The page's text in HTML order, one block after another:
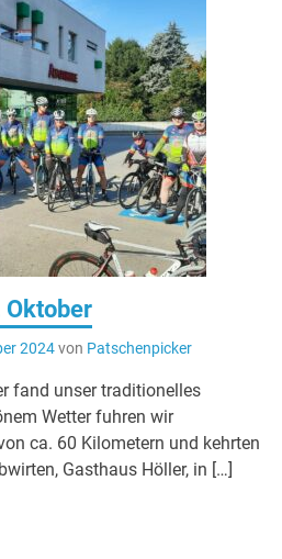
Oktober
2024von Patschenpicker
fand unser traditionelles
Wetter fuhren wir
ca. 60 Kilometern und kehrten
Gasthaus Höller, in […]